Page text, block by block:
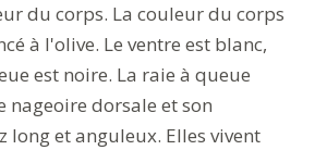
du corps. La couleur du corps
à l'olive. Le ventre est blanc,
est noire. La raie à queue
nageoire dorsale et son
long et anguleux. Elles vivent